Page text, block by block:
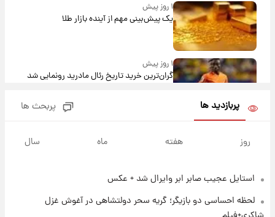
۱ روز پیش
یک پیش‌بینی مهم از آینده بازار طلا
۱ روز پیش
گران‌ترین خرید تاریخ رئال مادرید رونمایی شد
روزها پربارش‌تر خواهند بود؟
۱ روز پیش
شد؛ تیکدری، محبی و سرگیف با اعداد ویژه
پربازدید ها پربحث ها
روز هفته ماه سال
استایل عجیب صابر ابر وایرال شد + عکس
لحظه احساسی دو بازیگر؛ گریه سحر دولتشاهی در آغوش غزل